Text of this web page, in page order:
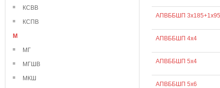
КСВВ
КСПВ
М
МГ
МГШВ
МКШ
АПВББШП 3х185+1х95
АПВББШП 4х4
АПВББШП 5х4
АПВББШП 5х6